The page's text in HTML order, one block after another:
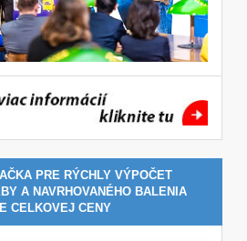
PRE RÝCHLY VÝPOČET
A NAVRHOVANÉHO BALENIA
CELKOVEJ CENY